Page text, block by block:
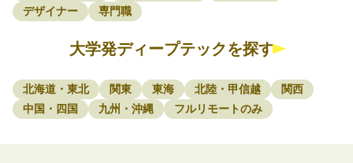
デザイナー
専門職
大学発ディープテックを探す
北海道・東北 関東 東海 北陸・甲信越
関西
中国・四国
九州・沖縄 フルリモートのみ